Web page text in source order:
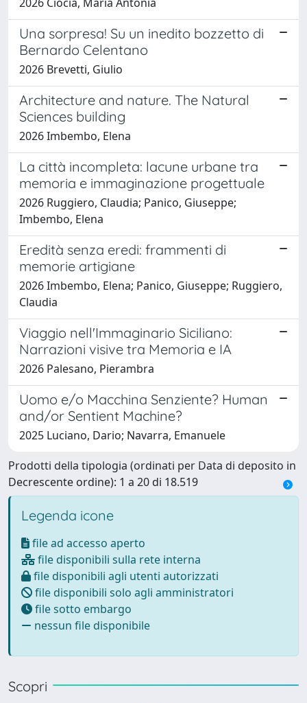
Una sorpresa! Su un inedito bozzetto di
Bernardo Celentano
2026 Brevetti, Giulio
Architecture and nature. The Natural
Sciences building
2026 Imbembo, Elena
La città incompleta: lacune urbane tra
memoria e immaginazione progettuale
2026 Ruggiero, Claudia; Panico, Giuseppe;
Imbembo, Elena
Eredità senza eredi: frammenti di
memorie artigiane
2026 Imbembo, Elena; Panico, Giuseppe; Ruggiero,
Claudia
Viaggio nell'Immaginario Siciliano:
Narrazioni visive tra Memoria e IA
2026 Palesano, Pierambra
Uomo e/o Macchina Senziente? Human
and/or Sentient Machine?
2025 Luciano, Dario; Navarra, Emanuele
Prodotti della tipologia (ordinati per Data di deposito in
Decrescente ordine): 1 a 20 di 18.519
Legenda icone
file ad accesso aperto
file disponibili sulla rete interna
file disponibili agli utenti autorizzati
file disponibili solo agli amministratori
file sotto embargo
nessun file disponibile
Scopri